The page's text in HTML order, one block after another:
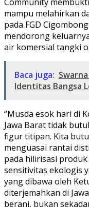
mampu melahirkan
pada FGD
mendorong
air komersial tangki
Baca juga:
Identitas Bangsa
​“Musda esok hari di
Jawa Barat tidak
figur titipan. Kita
menguasai rantai
pada hilirisasi
sensitivitas ekologis
yang dibawa oleh
diterjemahkan di
berani, bukan